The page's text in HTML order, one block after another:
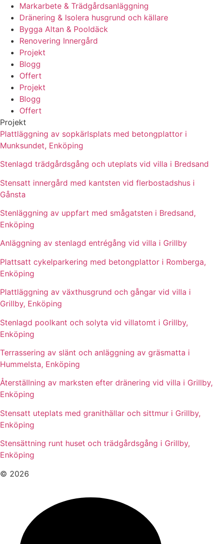
Markarbete & Trädgårdsanläggning
Dränering & Isolera husgrund och källare
Bygga Altan & Pooldäck
Renovering Innergård
Projekt
Blogg
Offert
Projekt
Blogg
Offert
Projekt
Plattläggning av sopkärlsplats med betongplattor i
Munksundet, Enköping
Stenlagd trädgårdsgång och uteplats vid villa i Bredsand
Stensatt innergård med kantsten vid flerbostadshus i
Gånsta
Stenläggning av uppfart med smågatsten i Bredsand,
Enköping
Anläggning av stenlagd entrégång vid villa i Grillby
Plattsatt cykelparkering med betongplattor i Romberga,
Enköping
Plattläggning av växthusgrund och gångar vid villa i
Grillby, Enköping
Stenlagd poolkant och solyta vid villatomt i Grillby,
Enköping
Terrassering av slänt och anläggning av gräsmatta i
Hummelsta, Enköping
Återställning av marksten efter dränering vid villa i Grillby,
Enköping
Stensatt uteplats med granithällar och sittmur i Grillby,
Enköping
Stensättning runt huset och trädgårdsgång i Grillby,
Enköping
© 2026